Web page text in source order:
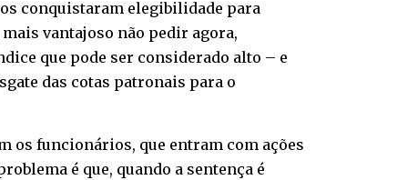
conquistaram elegibilidade para
vantajoso não pedir agora,
que pode ser considerado alto – e
das cotas patronais para o
os funcionários, que entram com ações
é que, quando a sentença é